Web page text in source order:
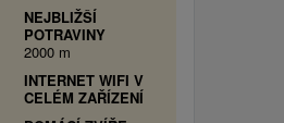
NEJBLIŽŠÍ
POTRAVINY
2000 m
INTERNET WIFI V
CELÉM ZAŘÍZENÍ